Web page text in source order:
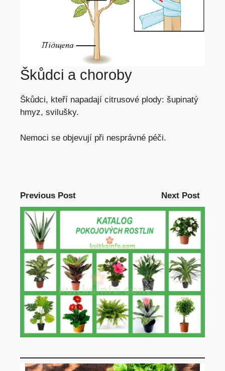
Škůdci a choroby
Škůdci, kteří napadají citrusové plody: šupinatý
hmyz, svilušky.
Nemoci se objevují při nesprávné péči.
Previous Post Next Post